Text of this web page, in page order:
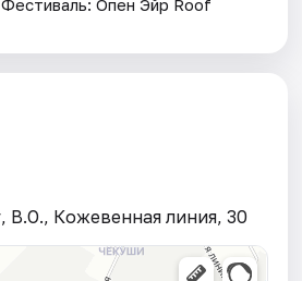
Опен Эйр Roof
В.О., Кожевенная линия, 30